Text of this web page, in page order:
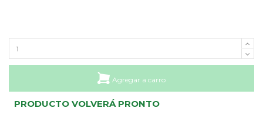
Agregar a carro
PRODUCTO VOLVERÁ PRONTO